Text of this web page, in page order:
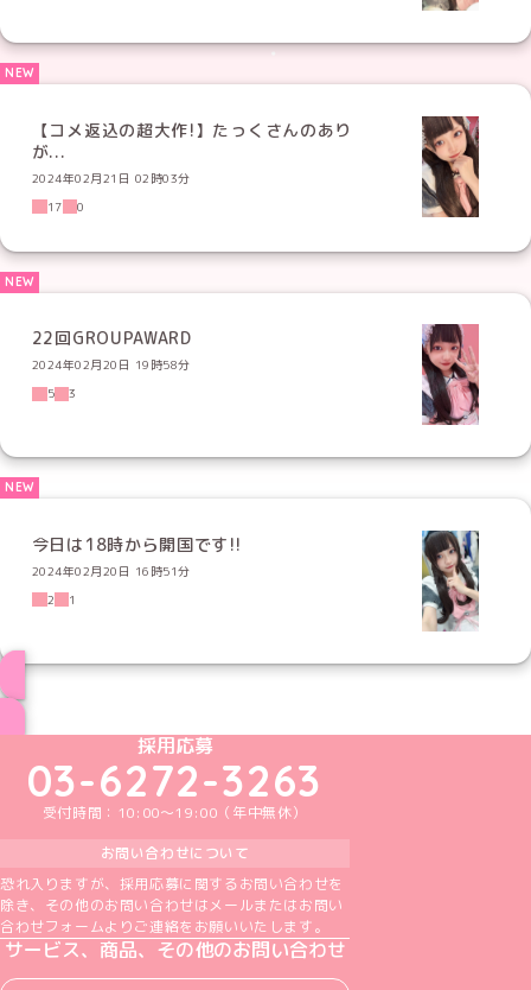
【コメ返込の超大作!】たっくさんのあり
が...
2024年02月21日 02時03分
17
0
22回GROUPAWARD
2024年02月20日 19時58分
5
3
今日は18時から開国です!!
2024年02月20日 16時51分
2
1
めいどりーみんTikTok公式アカウント
めいどりーみんX公式アカウント
めいどりーみんInstagram公式アカウント
めいどりーみんFacebook公式アカウン
めいどりーみんYouTube公式アカ
採用応募
03-6272-3263
受付時間：10:00～19:00（年中無休）
お問い合わせについて
恐れ入りますが、採用応募に関するお問い合わせを
除き、その他のお問い合わせはメールまたはお問い
合わせフォームよりご連絡をお願いいたします。
サービス、商品、その他のお問い合わせ